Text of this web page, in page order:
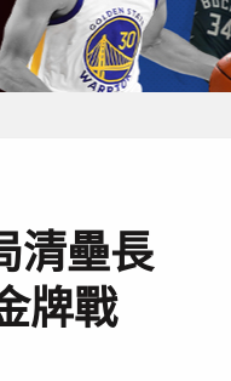
清壘長
牌戰